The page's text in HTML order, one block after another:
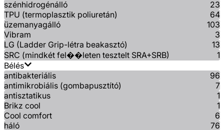
szénhidrogénálló
23
TPU (termoplasztik poliuretán)
64
üzemanyagálló
103
Vibram
3
LG (Ladder Grip-létra beakasztó)
13
SRC (mindkét fel��leten tesztelt SRA+SRB)
1
Bélés
antibakteriális
96
antimikrobiális (gombapusztító)
7
antisztatikus
1
Brikz cool
1
Cool comfort
6
háló
76